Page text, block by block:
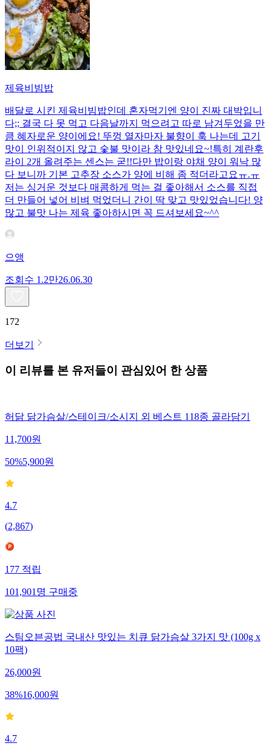
제육비빔밥
배달로 시킨 제육비빔밥인데 혼자먹기엔 양이 진짜 대박입니
다;; 결국 다 못 먹고 다음날까지 먹으려고 따로 남겨두었을 만
큼 혜자로운 양이에요! 뚜껑 열자마자 불향이 훅 나는데 고기
맛이 인위적이지 않고 숯불 맛이라 참 맛있네요~!특히 계란후
라이 2개 올려주는 센스는 굳!! ​다만 밥이랑 야채 양이 워낙 많
다 보니까 기본 고추장 소스가 양에 비해 좀 적더라고요ㅠ.ㅠ
저는 싱거운 것보다 매콤하게 먹는 걸 좋아해서 소스를 직접
더 만들어 넣어 비벼 먹었더니 간이 딱 맞고 맛있었습니다! 양
많고 불맛 나는 제육 좋아하시면 꼭 드셔보세요~^^
으앵
조회수 1.2만26.06.30
172
더보기
이 리뷰를 본 유저들이 관심있어 한 상품
허닭 닭가슴살/스테이크/소시지 외 베스트 118종 골라담기
11,700원
50%5,900원
4.7
(2,867)
177 적립
101,901 명 구매중
스팀오븐공법 국내산 맛있는 치큐 닭가슴살 3가지 맛 (100g x
10팩)
26,000원
38%16,000원
4.7